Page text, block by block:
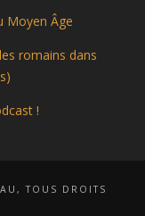
Moyen Âge
romains dans
!
TOUS DROITS